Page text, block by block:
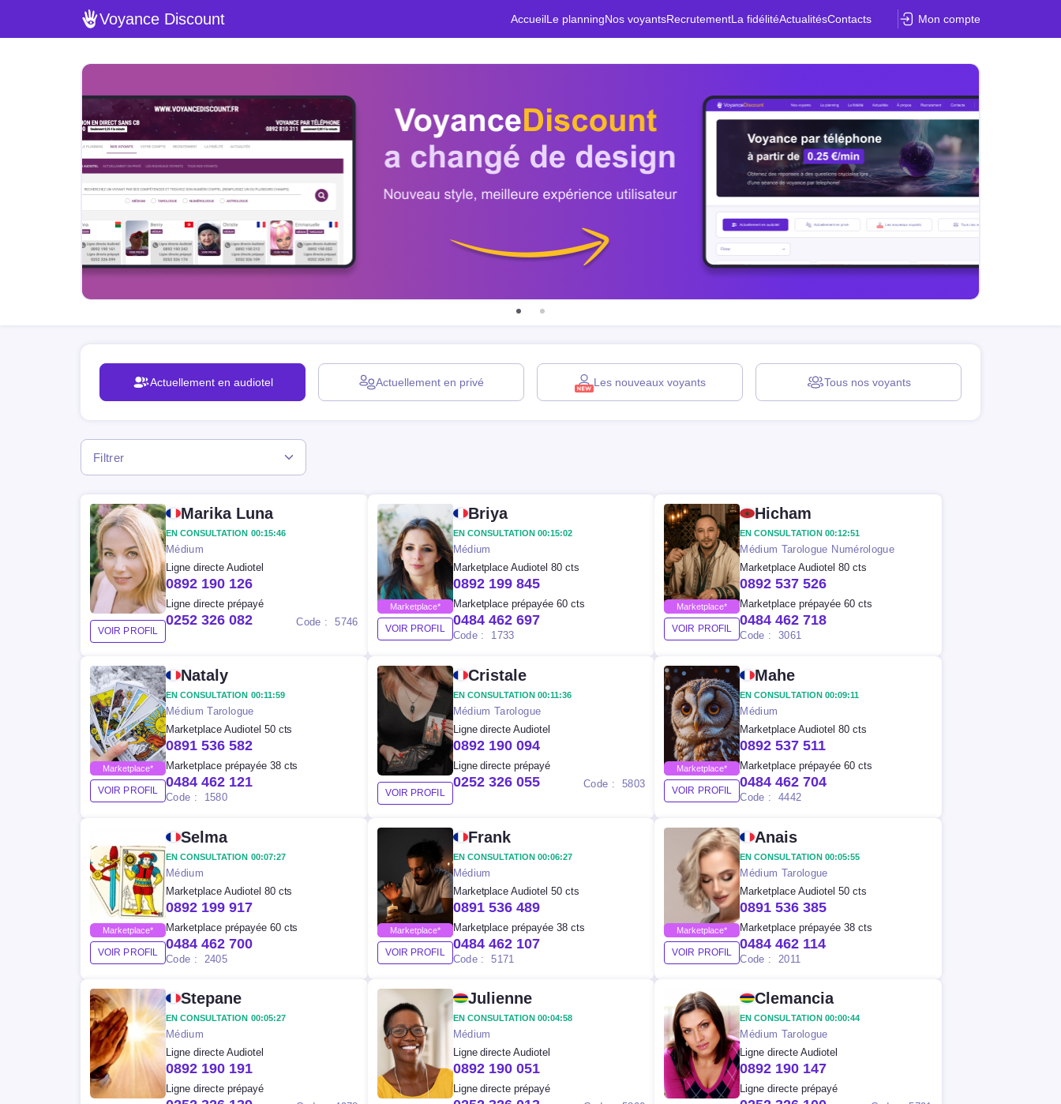
Voyance Discount Mon compte
AccueilLe planningNos voyantsRecrutementLa fidélitéActualitésContacts
Actuellement en audiotel Actuellement en privé Les nouveaux voyants Tous nos voyants
Filtrer
VOIR PROFIL
Marika Luna
EN CONSULTATION 00:15:46
Médium
Ligne directe Audiotel
0892 190 126
Ligne directe prépayé
0252 326 082 Code : 5746
Marketplace*
VOIR PROFIL
Briya
EN CONSULTATION 00:15:02
Médium
Marketplace Audiotel 80 cts
0892 199 845
Marketplace prépayée 60 cts
0484 462 697
Code : 1733
Marketplace*
VOIR PROFIL
Hicham
EN CONSULTATION 00:12:51
Médium Tarologue Numérologue
Marketplace Audiotel 80 cts
0892 537 526
Marketplace prépayée 60 cts
0484 462 718
Code : 3061
Marketplace*
VOIR PROFIL
Nataly
EN CONSULTATION 00:11:59
Médium Tarologue
Marketplace Audiotel 50 cts
0891 536 582
Marketplace prépayée 38 cts
0484 462 121
Code : 1580 VOIR PROFIL
Cristale
EN CONSULTATION 00:11:36
Médium Tarologue
Ligne directe Audiotel
0892 190 094
Ligne directe prépayé
0252 326 055 Code : 5803
Marketplace*
VOIR PROFIL
Mahe
EN CONSULTATION 00:09:11
Médium
Marketplace Audiotel 80 cts
0892 537 511
Marketplace prépayée 60 cts
0484 462 704
Code : 4442
Marketplace*
VOIR PROFIL
Selma
EN CONSULTATION 00:07:27
Médium
Marketplace Audiotel 80 cts
0892 199 917
Marketplace prépayée 60 cts
0484 462 700
Code : 2405
Marketplace*
VOIR PROFIL
Frank
EN CONSULTATION 00:06:27
Médium
Marketplace Audiotel 50 cts
0891 536 489
Marketplace prépayée 38 cts
0484 462 107
Code : 5171
Marketplace*
VOIR PROFIL
Anais
EN CONSULTATION 00:05:55
Médium Tarologue
Marketplace Audiotel 50 cts
0891 536 385
Marketplace prépayée 38 cts
0484 462 114
Code : 2011
Stepane
EN CONSULTATION 00:05:27
Médium
Ligne directe Audiotel
0892 190 191
Ligne directe prépayé
Julienne
EN CONSULTATION 00:04:58
Médium
Ligne directe Audiotel
0892 190 051
Ligne directe prépayé
Clemancia
EN CONSULTATION 00:00:44
Médium Tarologue
Ligne directe Audiotel
0892 190 147
Ligne directe prépayé